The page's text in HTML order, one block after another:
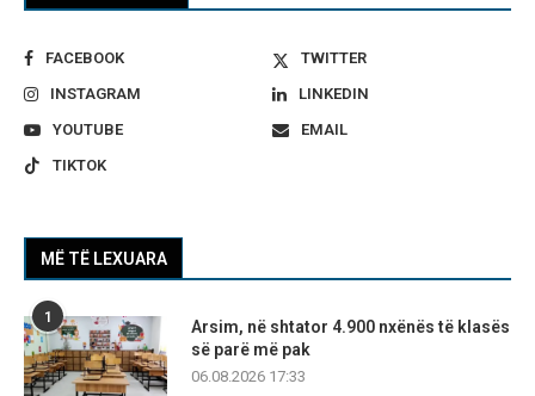
FACEBOOK
TWITTER
INSTAGRAM
LINKEDIN
YOUTUBE
EMAIL
TIKTOK
MË TË LEXUARA
1
Arsim, në shtator 4.900 nxënës të klasës
së parë më pak
06.08.2026 17:33